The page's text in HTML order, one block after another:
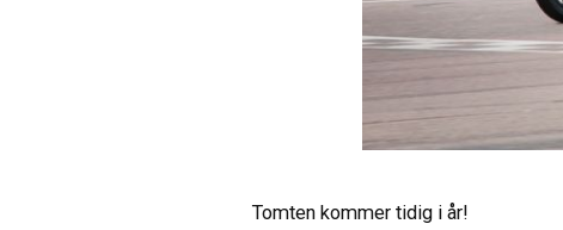
Tomten kommer tidig i år!